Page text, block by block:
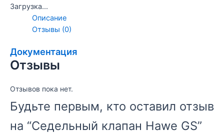
Загрузка...
Описание
Отзывы (0)
Документация
Отзывы
Отзывов пока нет.
Будьте первым, кто оставил отзыв
на “Седельный клапан Hawe GS”